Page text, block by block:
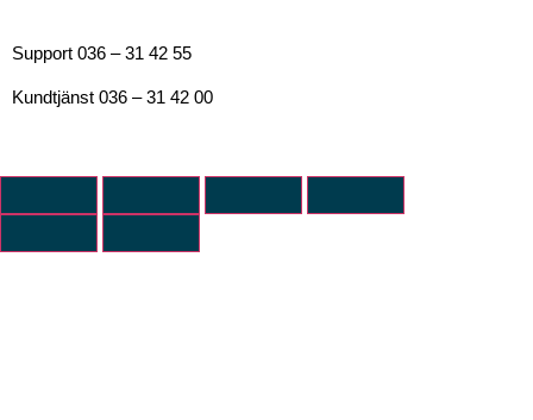
Support 036 – 31 42 55
Kundtjänst 036 – 31 42 00